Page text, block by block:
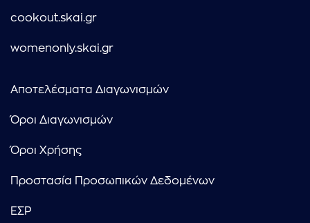
cookout.skai.gr
womenonly.skai.gr
Αποτελέσματα Διαγωνισμών
Όροι Διαγωνισμών
Όροι Χρήσης
Προστασία Προσωπικών Δεδομένων
ΕΣΡ